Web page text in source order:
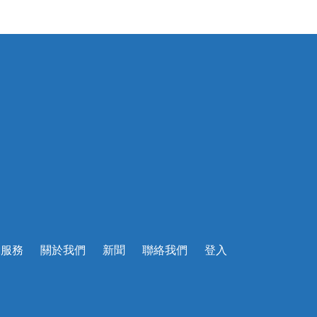
務 關於我們 新聞 聯絡我們 登入